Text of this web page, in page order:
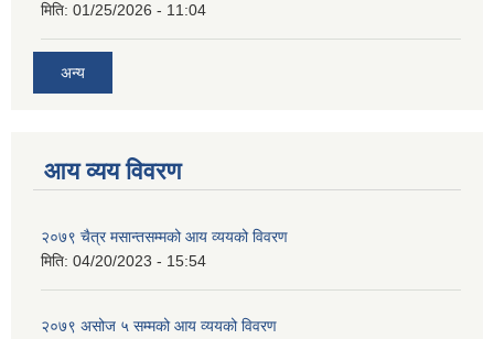
मिति: 01/25/2026 - 11:04
अन्य
आय व्यय विवरण
२०७९ चैत्र मसान्तसम्मको आय व्ययको विवरण
मिति: 04/20/2023 - 15:54
२०७९ असोज ५ सम्मको आय व्ययको विवरण